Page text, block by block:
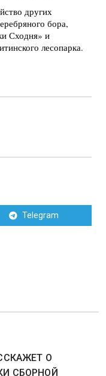
других
бора,
Сходня» и
лесопарка.
Telegram
О
СБОРНОЙ